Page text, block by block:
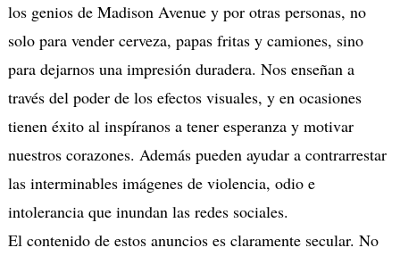
los genios de Madison Avenue y por otras personas, no
solo para vender cerveza, papas fritas y camiones, sino
para dejarnos una impresión duradera. Nos enseñan a
través del poder de los efectos visuales, y en ocasiones
tienen éxito al inspíranos a tener esperanza y motivar
nuestros corazones. Además pueden ayudar a contrarrestar
las interminables imágenes de violencia, odio e
intolerancia que inundan las redes sociales.
El contenido de estos anuncios es claramente secular. No